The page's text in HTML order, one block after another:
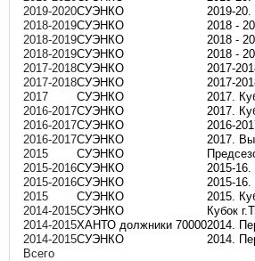
2019-2020СУЭНКО
2019-
2018-2019СУЭНКО
2018 -
2018-2019СУЭНКО
2018 -
2018-2019СУЭНКО
2018 -
2017-2018СУЭНКО
2017-
2017-2018СУЭНКО
2017-
2017
СУЭНКО
2017.
2016-2017СУЭНКО
2017.
2016-2017СУЭНКО
2016-
2016-2017СУЭНКО
2017.
2015
СУЭНКО
2015-2016СУЭНКО
2015-
2015-2016СУЭНКО
2015-
2015
СУЭНКО
2015.
2014-2015СУЭНКО
Кубок
2014-2015ХАНТО должники 700002014.
2014-2015СУЭНКО
2014.
Всего